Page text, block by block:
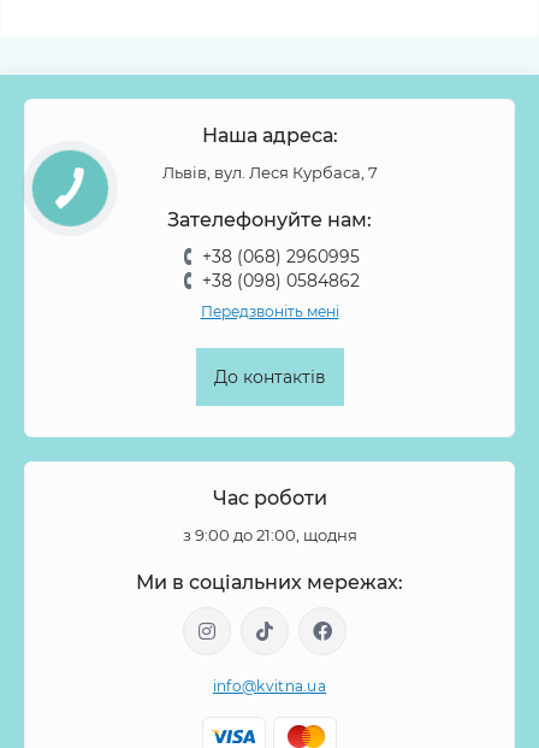
Наша адреса:
Львів, вул. Леся Курбаса, 7
Зателефонуйте нам:
+38 (068) 2960995
+38 (098) 0584862
Передзвоніть мені
До контактів
Час роботи
з 9:00 до 21:00, щодня
Ми в соціальних мережах:
info@kvitna.ua